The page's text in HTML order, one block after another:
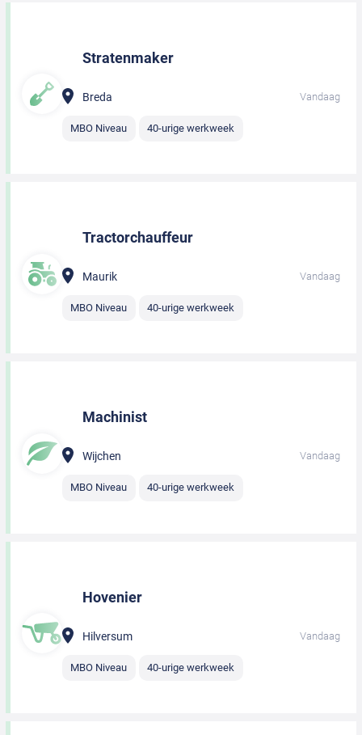
Stratenmaker
Breda Vandaag
MBO Niveau 40-urige werkweek
Tractorchauffeur
Maurik Vandaag
MBO Niveau 40-urige werkweek
Machinist
Wijchen Vandaag
MBO Niveau 40-urige werkweek
Hovenier
Hilversum Vandaag
MBO Niveau 40-urige werkweek